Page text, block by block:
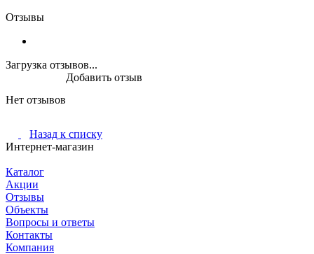
Отзывы
Загрузка отзывов...
Нет отзывов
Добавить отзыв
Назад к списку
Интернет-магазин
Каталог
Акции
Отзывы
Объекты
Вопросы и ответы
Контакты
Компания